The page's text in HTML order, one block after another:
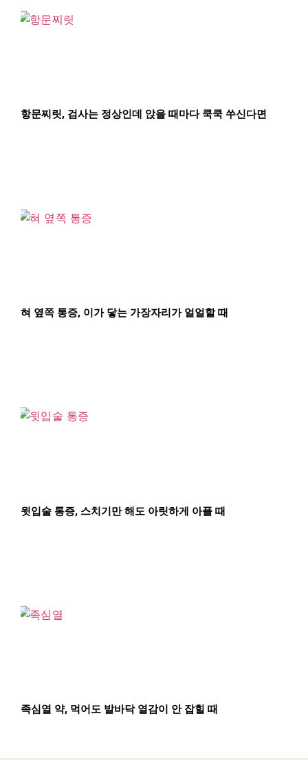
항문찌릿, 검사는 정상인데 앉을 때마다 쿡쿡 쑤신다면
혀 옆쪽 통증, 이가 닿는 가장자리가 얼얼할 때
윗입술 통증, 스치기만 해도 아릿하게 아플 때
족심열 약, 먹어도 발바닥 열감이 안 잡힐 때